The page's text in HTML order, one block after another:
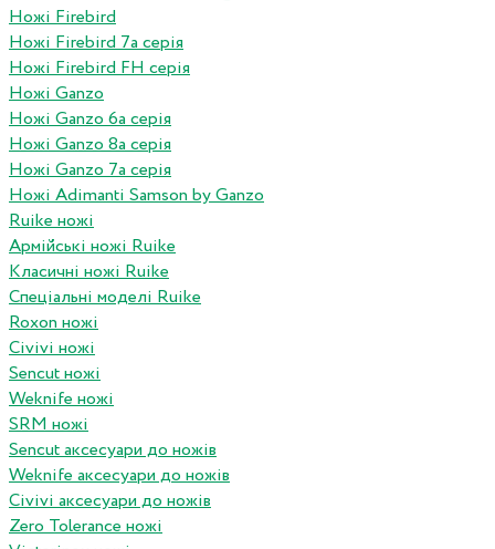
Ножі Firebird
Ножі Firebird 7а серія
Ножі Firebird FH серія
Ножі Ganzo
Ножі Ganzo 6а серія
Ножі Ganzo 8а серія
Ножі Ganzo 7а серія
Ножі Adimanti Samson by Ganzo
Ruike ножі
Армійські ножі Ruike
Класичні ножі Ruike
Спеціальні моделі Ruike
Roxon ножi
Civivi ножі
Sencut ножі
Weknife ножі
SRM ножі
Sencut аксесуари до ножів
Weknife аксесуари до ножів
Civivi аксесуари до ножів
Zero Tolerance ножі